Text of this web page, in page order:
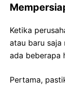
Ketika
atau baru saja
ada beberapa
Pertama,